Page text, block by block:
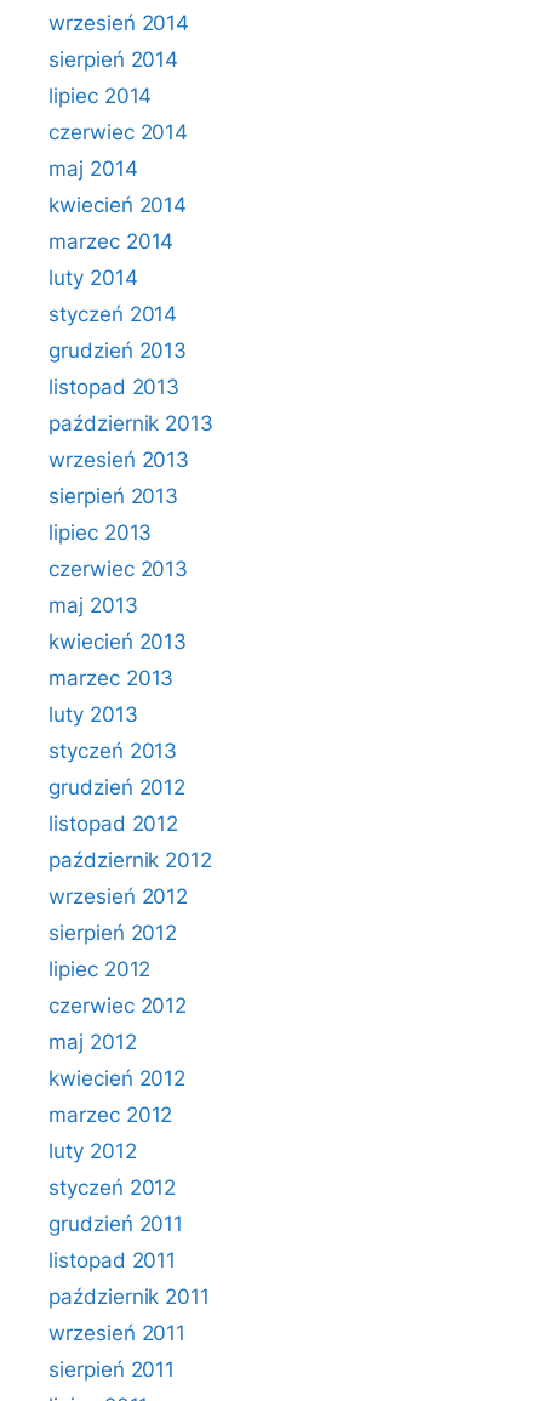
wrzesień 2014
sierpień 2014
lipiec 2014
czerwiec 2014
maj 2014
kwiecień 2014
marzec 2014
luty 2014
styczeń 2014
grudzień 2013
listopad 2013
październik 2013
wrzesień 2013
sierpień 2013
lipiec 2013
czerwiec 2013
maj 2013
kwiecień 2013
marzec 2013
luty 2013
styczeń 2013
grudzień 2012
listopad 2012
październik 2012
wrzesień 2012
sierpień 2012
lipiec 2012
czerwiec 2012
maj 2012
kwiecień 2012
marzec 2012
luty 2012
styczeń 2012
grudzień 2011
listopad 2011
październik 2011
wrzesień 2011
sierpień 2011